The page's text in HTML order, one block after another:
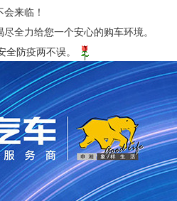
来临！
全力给您一个安心的购车环境。
防疫两不误。